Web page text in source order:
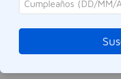
No encontramos
rizos-definidos-
¿Qué debo hacer?